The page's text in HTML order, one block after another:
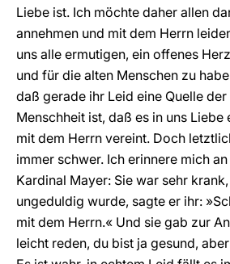
Liebe ist. Ich möchte daher allen
annehmen und mit dem Herrn
uns alle ermutigen, ein offenes
und für die alten Menschen zu
daß gerade ihr Leid eine Quelle
Menschheit ist, daß es in uns Liebe
mit dem Herrn vereint. Doch
immer schwer. Ich erinnere mich
Kardinal Mayer: Sie war sehr
ungeduldig wurde, sagte er ihr:
mit dem Herrn.« Und sie gab zur
leicht reden, du bist ja gesund,